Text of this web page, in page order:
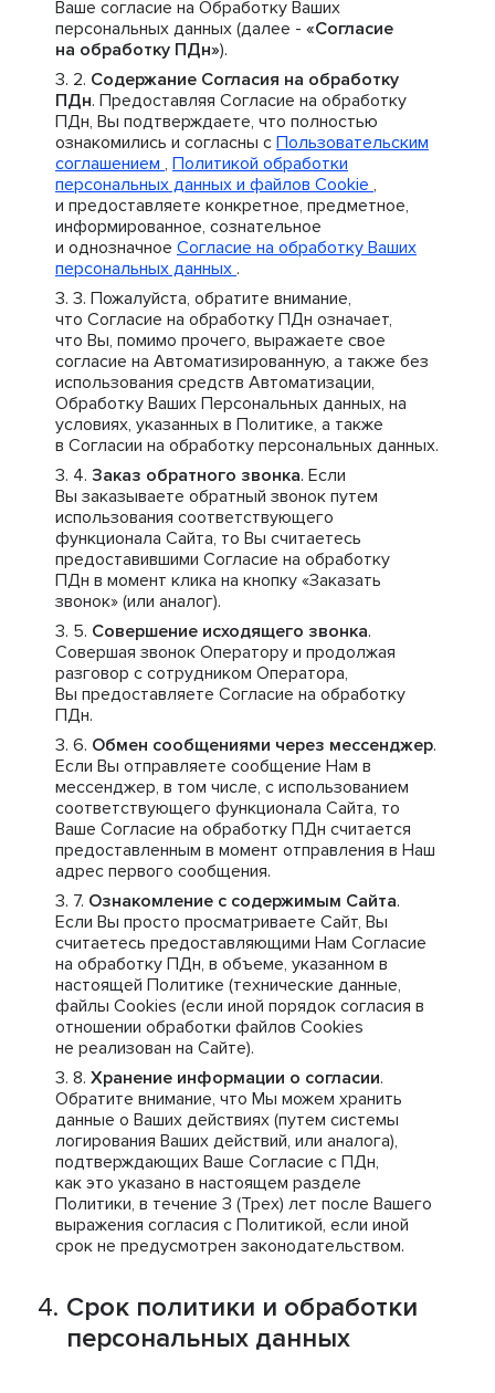
Ваше согласие на Обработку Ваших
персональных данных (далее - «Согласие
на обработку ПДн»).
Содержание Согласия на обработку
ПДн. Предоставляя Согласие на обработку
ПДн, Вы подтверждаете, что полностью
ознакомились и согласны с Пользовательским
соглашением , Политикой обработки
персональных данных и файлов Cookie ,
и предоставляете конкретное, предметное,
информированное, сознательное
и однозначное Согласие на обработку Ваших
персональных данных .
Пожалуйста, обратите внимание,
что Согласие на обработку ПДн означает,
что Вы, помимо прочего, выражаете свое
согласие на Автоматизированную, а также без
использования средств Автоматизации,
Обработку Ваших Персональных данных, на
условиях, указанных в Политике, а также
в Согласии на обработку персональных данных.
Заказ обратного звонка. Если
Вы заказываете обратный звонок путем
использования соответствующего
функционала Сайта, то Вы считаетесь
предоставившими Согласие на обработку
ПДн в момент клика на кнопку «Заказать
звонок» (или аналог).
Совершение исходящего звонка.
Совершая звонок Оператору и продолжая
разговор с сотрудником Оператора,
Вы предоставляете Согласие на обработку
ПДн.
Обмен сообщениями через мессенджер.
Если Вы отправляете сообщение Нам в
мессенджер, в том числе, с использованием
соответствующего функционала Сайта, то
Ваше Согласие на обработку ПДн считается
предоставленным в момент отправления в Наш
адрес первого сообщения.
Ознакомление с содержимым Сайта.
Если Вы просто просматриваете Сайт, Вы
считаетесь предоставляющими Нам Согласие
на обработку ПДн, в объеме, указанном в
настоящей Политике (технические данные,
файлы Cookies (если иной порядок согласия в
отношении обработки файлов Cookies
не реализован на Сайте).
Хранение информации о согласии.
Обратите внимание, что Мы можем хранить
данные о Ваших действиях (путем системы
логирования Ваших действий, или аналога),
подтверждающих Ваше Согласие с ПДн,
как это указано в настоящем разделе
Политики, в течение 3 (Трех) лет после Вашего
выражения согласия с Политикой, если иной
срок не предусмотрен законодательством.
Срок политики и обработки
персональных данных